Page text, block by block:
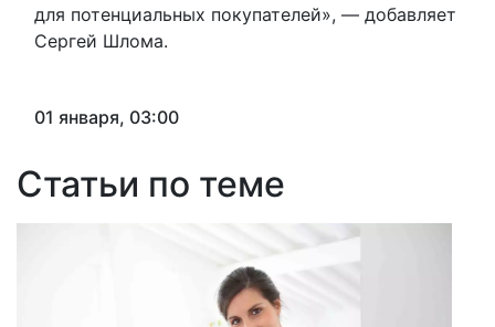
для потенциальных покупателей», — добавляет
Сергей Шлома.
01 января, 03:00
Статьи по теме